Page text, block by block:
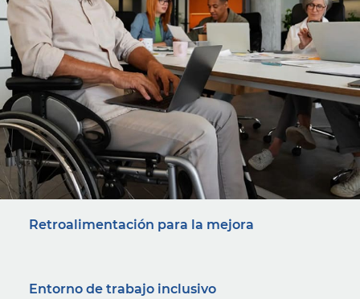
Retroalimentación para la mejora
Entorno de trabajo inclusivo